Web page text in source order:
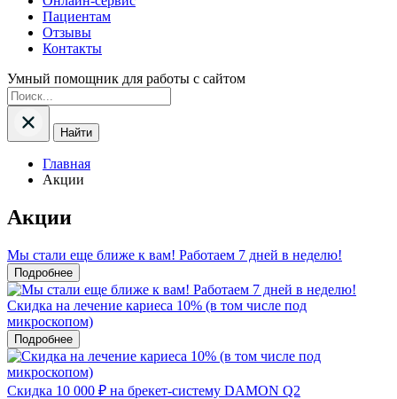
Пациентам
Отзывы
Контакты
Умный помощник для работы с сайтом
Найти
Главная
Акции
Акции
Мы стали еще ближе к вам! Работаем 7 дней в неделю!
Подробнее
Скидка на лечение кариеса 10% (в том числе под
микроскопом)
Подробнее
Скидка 10 000 ₽ на брекет-систему DAMON Q2